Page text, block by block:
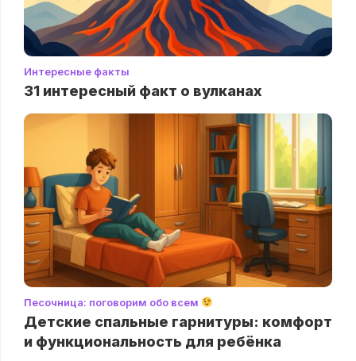
Интересные факты
31 интересный факт о вулканах
Песочница: поговорим обо всем
Детские спальные гарнитуры: комфорт
и функциональность для ребёнка